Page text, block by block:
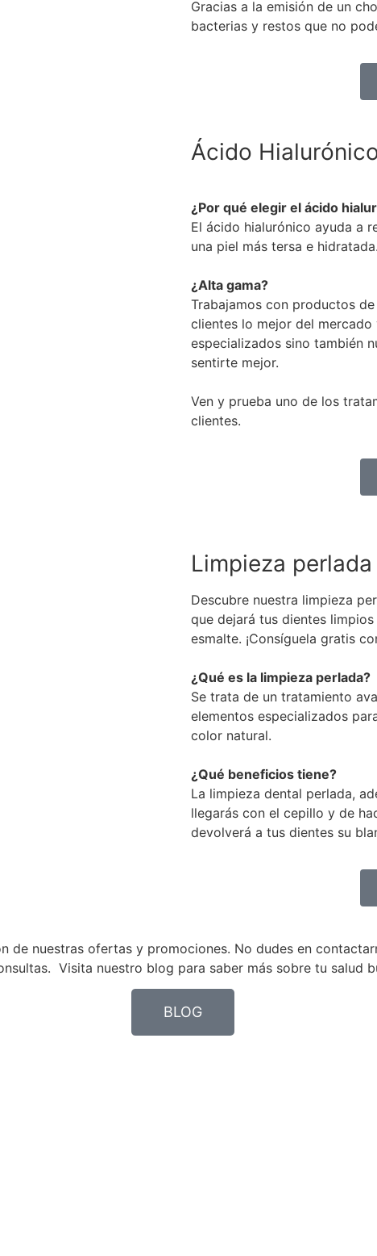
Gracias a la emisión de un
bacterias y restos que no
Ácido
¿Por qué elegir el ácido
El ácido hialurónico ayuda a
una piel más tersa e hidratada.
¿Alta gama?
Trabajamos con productos
clientes lo mejor del
especializados sino también
sentirte mejor.
Ven y prueba uno de los
clientes. ​
Limpieza perlada
Descubre nuestra limpieza
que dejará tus dientes
esmalte. ¡Consíguela gratis
¿Qué es la limpieza perlada?
Se trata de un tratamiento
elementos especializados
color natural.
¿Qué beneficios tiene?
La limpieza dental perlada,
llegarás con el cepillo y de
devolverá a tus dientes su
de nuestras ofertas y promociones. No dudes en
Visita nuestro blog para saber más sobre tu salud
BLOG